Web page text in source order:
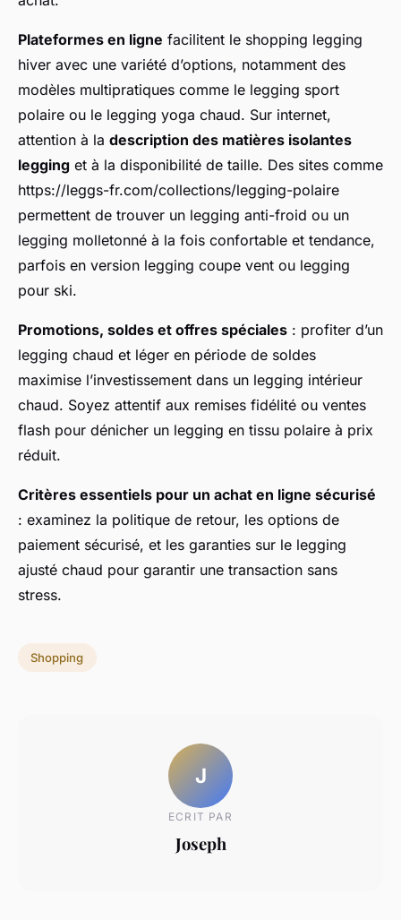
Plateformes en ligne facilitent le shopping legging
hiver avec une variété d’options, notamment des
modèles multipratiques comme le legging sport
polaire ou le legging yoga chaud. Sur internet,
attention à la description des matières isolantes
legging et à la disponibilité de taille. Des sites comme
https://leggs-fr.com/collections/legging-polaire
permettent de trouver un legging anti-froid ou un
legging molletonné à la fois confortable et tendance,
parfois en version legging coupe vent ou legging
pour ski.
Promotions, soldes et offres spéciales : profiter d’un
legging chaud et léger en période de soldes
maximise l’investissement dans un legging intérieur
chaud. Soyez attentif aux remises fidélité ou ventes
flash pour dénicher un legging en tissu polaire à prix
réduit.
Critères essentiels pour un achat en ligne sécurisé
: examinez la politique de retour, les options de
paiement sécurisé, et les garanties sur le legging
ajusté chaud pour garantir une transaction sans
stress.
Shopping
J
ECRIT PAR
Joseph